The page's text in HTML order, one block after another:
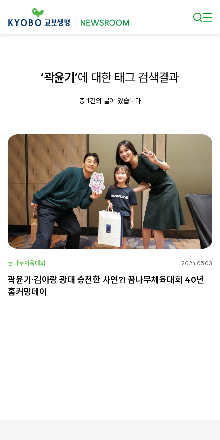
‘곽윤기’에 대한 태그 검색결과
총 1건의 글이 있습니다
꿈나무체육대회 2024.05.03
곽윤기·김아랑 광대 승천한 사연?! 꿈나무체육대회 40년
홈커밍데이